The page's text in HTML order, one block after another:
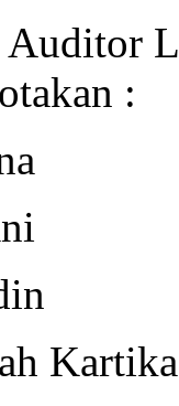
Auditor
: